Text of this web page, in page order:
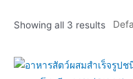
Showing all 3 results